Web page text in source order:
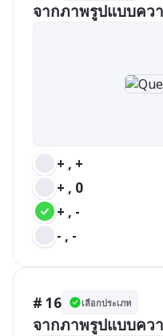
จากภาพรูปแบบคว
+ , +
+ , 0
+ , -
- , -
# 16 เลือกประเภท
จากภาพรูปแบบคว